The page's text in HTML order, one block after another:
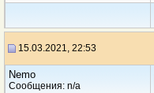
15.03.2021, 22:53
Nemо
Сообщения: n/a